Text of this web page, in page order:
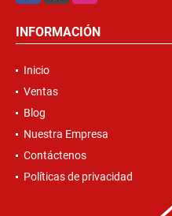
INFORMACIÓN
Inicio
Ventas
Blog
Nuestra Empresa
Contáctenos
Políticas de privacidad